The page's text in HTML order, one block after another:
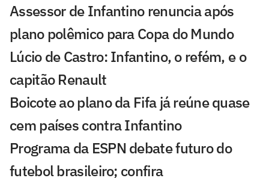
Assessor de Infantino renuncia após
plano polêmico para Copa do Mundo
Lúcio de Castro: Infantino, o refém, e o
capitão Renault
Boicote ao plano da Fifa já reúne quase
cem países contra Infantino
Programa da ESPN debate futuro do
futebol brasileiro; confira